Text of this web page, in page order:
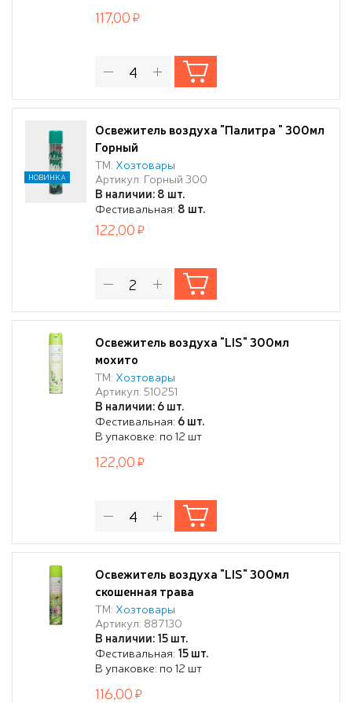
117,00
Освежитель воздуха "Палитра " 300мл
Горный
ТМ: Хозтовары
Артикул: Горный 300
В наличии: 8 шт.
Фестивальная: 8 шт.
НОВИНКА
122,00
Освежитель воздуха "LIS" 300мл
мохито
ТМ: Хозтовары
Артикул: 510251
В наличии: 6 шт.
Фестивальная: 6 шт.
В упаковке: по 12 шт
122,00
Освежитель воздуха "LIS" 300мл
скошенная трава
ТМ: Хозтовары
Артикул: 887130
В наличии: 15 шт.
Фестивальная: 15 шт.
В упаковке: по 12 шт
116,00